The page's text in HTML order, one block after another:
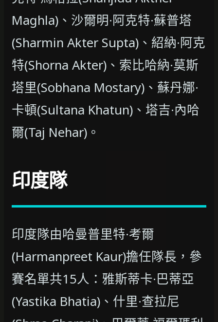
Maghla)、沙爾明·阿克特·蘇普塔
(Sharmin Akter Supta)、紹納·阿克
特(Shorna Akter)、索比哈納·莫斯
塔里(Sobhana Mostary)、蘇丹娜·
卡頓(Sultana Khatun)、塔吉·內哈
爾(Taj Nehar)。
印度隊
印度隊由哈曼普里特·考爾
(Harmanpreet Kaur)擔任隊長，參
賽名單共15人：雅斯蒂卡·巴蒂亞
(Yastika Bhatia)、什里·查拉尼